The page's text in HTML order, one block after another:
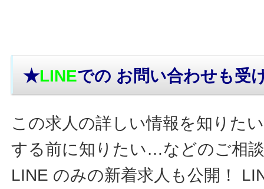
★LINEでの お問い合わせも受
この求人の詳しい情報を知りた
する前に知りたい…などのご相
LINE のみの新着求人も公開！